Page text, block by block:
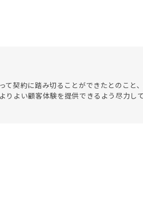
契約に踏み切ることができたとのこと
よい顧客体験を提供できるよう尽力して